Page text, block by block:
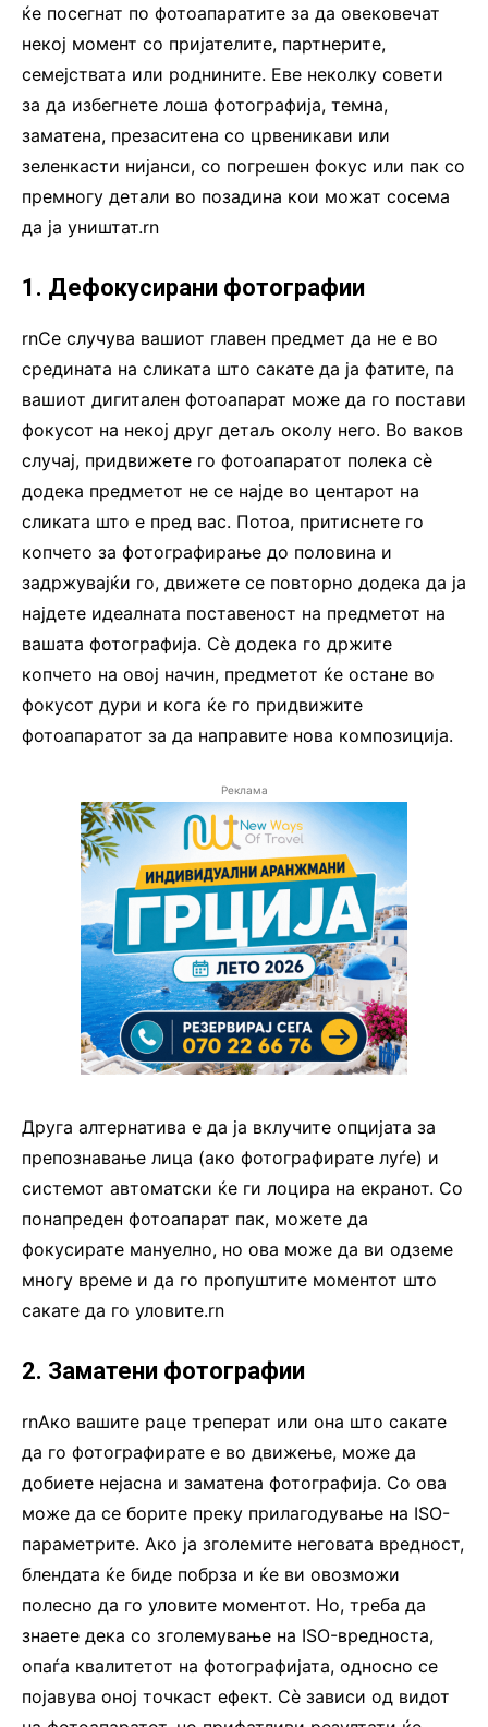
ќе посегнат по фотоапаратите за да овековечат
некој момент со пријателите, партнерите,
семејствата или роднините. Еве неколку совети
за да избегнете лоша фотографија, темна,
заматена, презаситена со црвеникави или
зеленкасти нијанси, со погрешен фокус или пак со
премногу детали во позадина кои можат сосема
да ја уништат.rn
1. Дефокусирани фотографии
rnСе случува вашиот главен предмет да не е во
средината на сликата што сакате да ја фатите, па
вашиот дигитален фотоапарат може да го постави
фокусот на некој друг детаљ околу него. Во ваков
случај, придвижете го фотоапаратот полека сè
додека предметот не се најде во центарот на
сликата што е пред вас. Потоа, притиснете го
копчето за фотографирање до половина и
задржувајќи го, движете се повторно додека да ја
најдете идеалната поставеност на предметот на
вашата фотографија. Сè додека го држите
копчето на овој начин, предметот ќе остане во
фокусот дури и кога ќе го придвижите
фотоапаратот за да направите нова композиција.
Реклама
Друга алтернатива е да ја вклучите опцијата за
препознавање лица (ако фотографирате луѓе) и
системот автоматски ќе ги лоцира на екранот. Со
понапреден фотоапарат пак, можете да
фокусирате мануелно, но ова може да ви одземе
многу време и да го пропуштите моментот што
сакате да го уловите.rn
2. Заматени фотографии
rnАко вашите раце треперат или она што сакате
да го фотографирате е во движење, може да
добиете нејасна и заматена фотографија. Со ова
може да се борите преку прилагодување на ISO-
параметрите. Ако ја зголемите неговата вредност,
блендата ќе биде побрза и ќе ви овозможи
полесно да го уловите моментот. Но, треба да
знаете дека со зголемување на ISO-вредноста,
опаѓа квалитетот на фотографијата, односно се
појавува оној точкаст ефект. Сè зависи од видот